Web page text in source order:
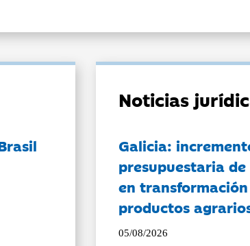
Noticias
Galicia:
presupuestaria
en
productos
05/08/2026